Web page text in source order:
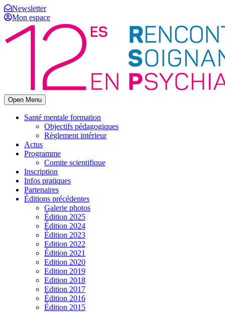
Newsletter
Mon espace
Open Menu
Santé mentale formation
Objectifs pédagogiques
Règlement intérieur
Actus
Programme
Comite scientifique
Inscription
Infos pratiques
Partenaires
Éditions précédentes
Galerie photos
Édition 2025
Édition 2024
Édition 2023
Edition 2022
Édition 2021
Edition 2020
Edition 2019
Edition 2018
Edition 2017
Édition 2016
Édition 2015